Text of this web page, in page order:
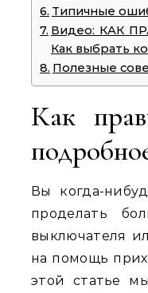
Типичные
Видео: КАК
Как выбрать
Полезные
Как
Вы когда-
проделать
выключателя
на помощь
этой статье